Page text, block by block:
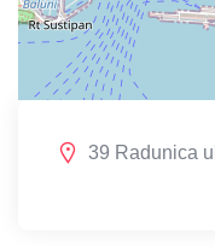
39 Radunica